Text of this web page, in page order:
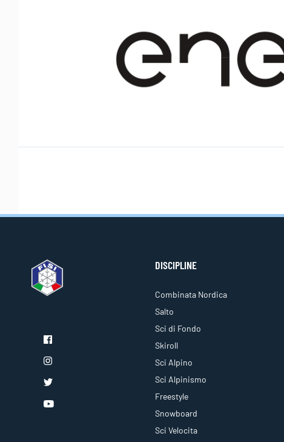
DISCIPLINE
Combinata Nordica
Salto
Sci di Fondo
Skiroll
Sci Alpino
Sci Alpinismo
Freestyle
Snowboard
Sci Velocita